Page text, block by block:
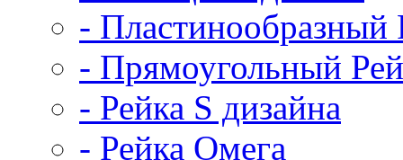
- Пластинообразный
- Прямоугольный
- Рейка S дизайна
- Рейка Омега